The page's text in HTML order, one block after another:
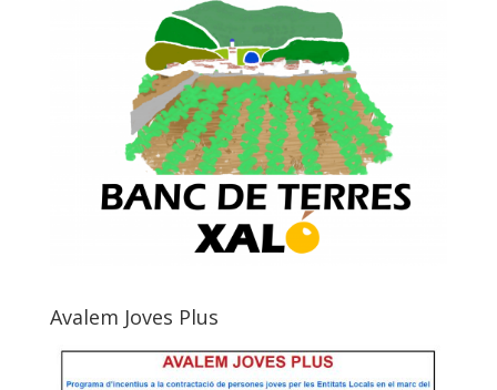
Avalem Joves Plus